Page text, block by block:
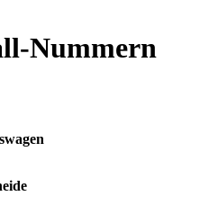
Nummern